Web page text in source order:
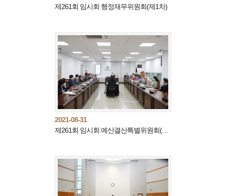
제261회 임시회 행정재무위원회(제1차)
2021-08-31
제261회 임시회 예산결산특별위원회(제1차)